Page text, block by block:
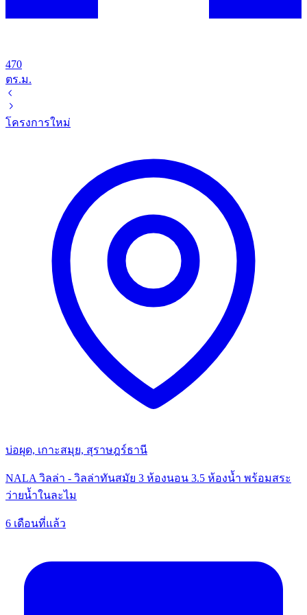
470
ตร.ม.
โครงการใหม่
บ่อผุด, เกาะสมุย, สุราษฎร์ธานี
NALA วิลล่า - วิลล่าทันสมัย 3 ห้องนอน 3.5 ห้องน้ำ พร้อมสระ
ว่ายน้ำในละไม
6 เดือนที่แล้ว